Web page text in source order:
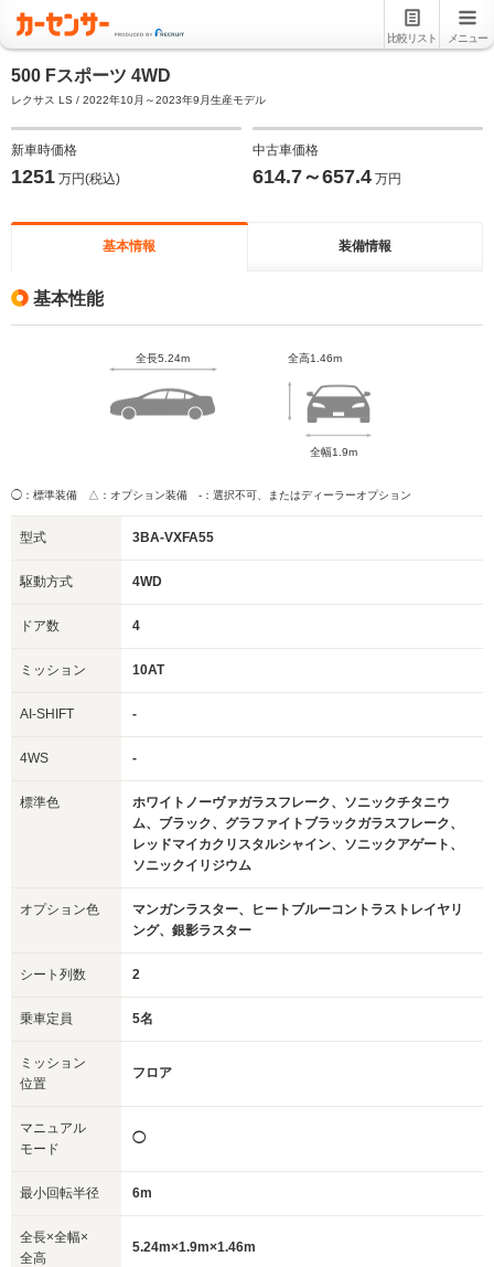
比較リスト メニュー
500 Fスポーツ 4WD
レクサス LS / 2022年10月～2023年9月生産モデル
新車時価格
1251 万円(税込)
中古車価格
614.7～657.4 万円
基本情報 装備情報
基本性能
全長5.24m 全高1.46m
全幅1.9m
◯：標準装備 △：オプション装備 -：選択不可、またはディーラーオプション
型式 3BA-VXFA55
駆動方式 4WD
ドア数 4
ミッション 10AT
AI-SHIFT -
4WS -
標準色
ホワイトノーヴァガラスフレーク、ソニックチタニウ
ム、ブラック、グラファイトブラックガラスフレーク、
レッドマイカクリスタルシャイン、ソニックアゲート、
ソニックイリジウム
オプション色
マンガンラスター、ヒートブルーコントラストレイヤリ
ング、銀影ラスター
シート列数 2
乗車定員 5名
ミッション
位置
フロア
マニュアル
モード
◯
最小回転半径 6m
全長×全幅×
全高
5.24m×1.9m×1.46m